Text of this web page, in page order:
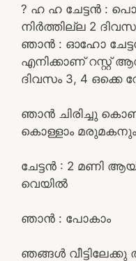
? ഹ ഹ ചേട്ടൻ :
നിർത്തില്ല 2
ഞാൻ : ഓഹോ
എനിക്കാണ് റസ്റ്റ്
ദിവസം 3, 4 ഒക്കെ
ഞാൻ ചിരിച്ചു
കൊള്ളാം
ചേട്ടൻ : 2 മണി
വെയിൽ
ഞാൻ : പോകാം
ഞങ്ങൾ വീട്ടിലേക്കു